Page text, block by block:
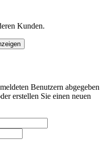
Kunden.
Benutzern abgegeben
erstellen Sie einen neuen